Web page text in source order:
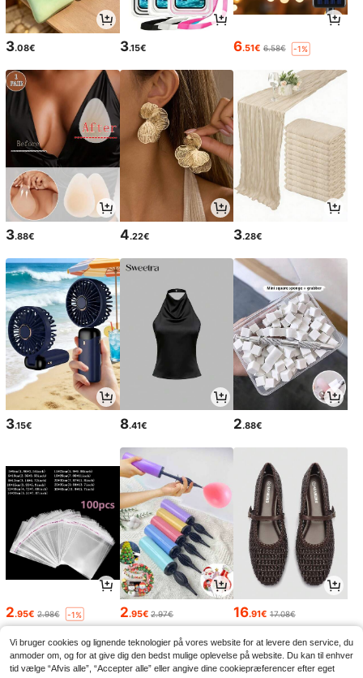
3.08€ 3.15€ 6.51€ 6.58€ -1%
3.88€ 4.22€ 3.28€
3.15€ 8.41€ 2.88€
2.95€ 2.98€ -1% 2.95€ 2.97€ 16.91€ 17.08€
Vi bruger cookies og lignende teknologier på vores website for at levere den service, du
anmoder om, og for at give dig den bedst mulige oplevelse på website. Du kan til enhver
tid vælge “Afvis alle”, “Accepter alle” eller angive dine cookiepræferencer efter eget